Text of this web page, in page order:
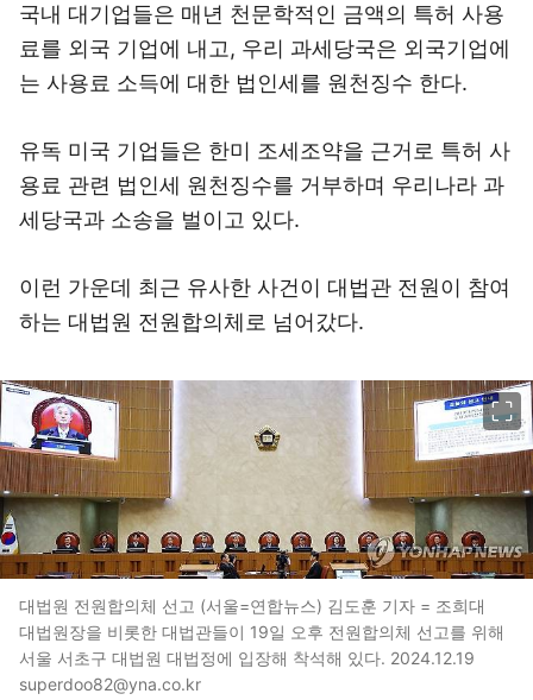
국내 대기업들은 매년 천문학적인 금액의 특허 사용
료를 외국 기업에 내고, 우리 과세당국은 외국기업에
는 사용료 소득에 대한 법인세를 원천징수 한다.
유독 미국 기업들은 한미 조세조약을 근거로 특허 사
용료 관련 법인세 원천징수를 거부하며 우리나라 과
세당국과 소송을 벌이고 있다.
이런 가운데 최근 유사한 사건이 대법관 전원이 참여
하는 대법원 전원합의체로 넘어갔다.
대법원 전원합의체 선고 (서울=연합뉴스) 김도훈 기자 = 조희대
대법원장을 비롯한 대법관들이 19일 오후 전원합의체 선고를 위해
서울 서초구 대법원 대법정에 입장해 착석해 있다. 2024.12.19
superdoo82@yna.co.kr